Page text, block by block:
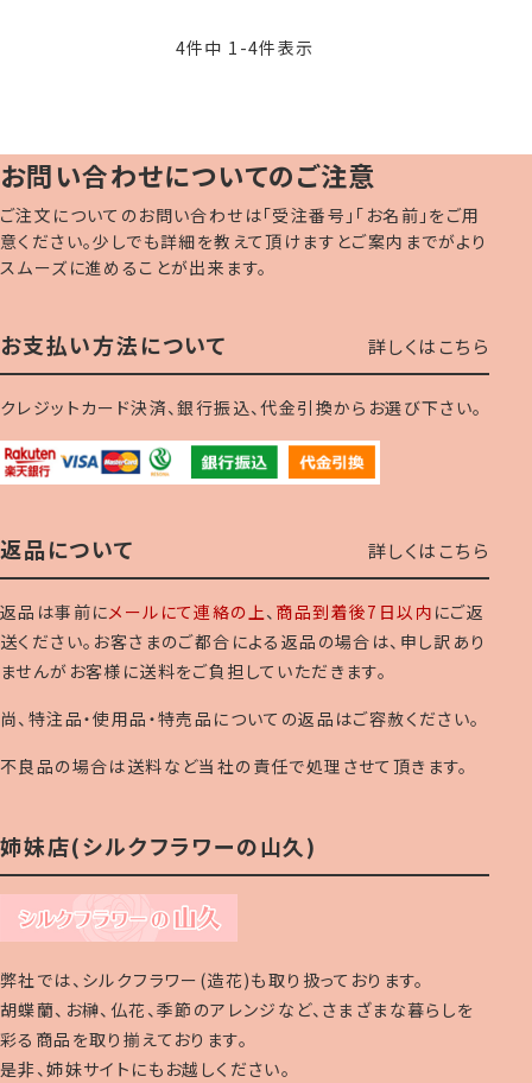
4件中 1 -4件表示
お問い合わせについてのご注意
ご注文についてのお問い合わせは「受注番号」「お名前」をご用
意ください。少しでも詳細を教えて頂けますとご案内までがより
スムーズに進めることが出来ます。
お支払い方法について 詳しくはこちら
クレジットカード決済、銀行振込、代金引換からお選び下さい。
返品について 詳しくはこちら
返品は事前にメールにて連絡の上、 商品到着後7日以内 にご返
送ください。お客さまのご都合による返品の場合は、申し訳あり
ませんがお客様に送料をご負担していただきます。
尚、特注品・使用品・特売品についての返品はご容赦ください。
不良品の場合は送料など当社の責任で処理させて頂きます。
姉妹店(シルクフラワーの山久)
弊社では、シルクフラワー(造花)も取り扱っております。
胡蝶蘭、お榊、仏花、季節のアレンジなど、さまざまな暮らしを
彩る商品を取り揃えております。
是非、姉妹サイトにもお越しください。